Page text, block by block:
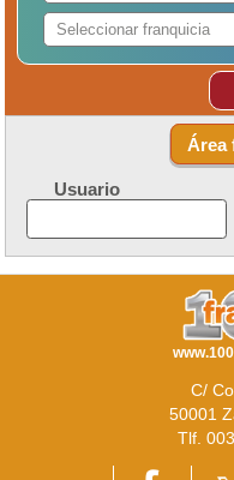
Área
Usuario
C/
50001
Tlf.